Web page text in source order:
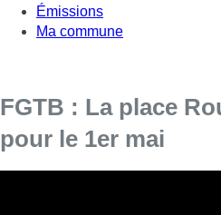
Émissions
Ma commune
FGTB : La place
pour le 1er mai